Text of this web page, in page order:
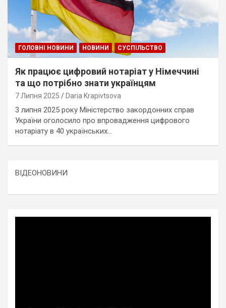
ГОЛОВНІ НОВИНИ НОВИНИ СУСПІЛЬСТВО
Як працює цифровий нотаріат у Німеччині
та що потрібно знати українцям
7 Липня 2025 Daria Krapivtsova
3 липня 2025 року Міністерство закордонних справ
України оголосило про впровадження цифрового
нотаріату в 40 українських…
ВІДЕОНОВИНИ